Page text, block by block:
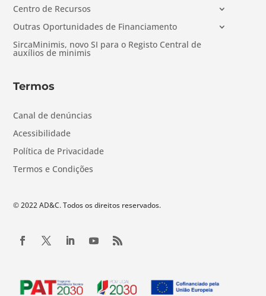
Centro de Recursos
Outras Oportunidades de Financiamento
SircaMinimis, novo SI para o Registo Central de
auxílios de minimis
Termos
Canal de denúncias
Acessibilidade
Política de Privacidade
Termos e Condições
© 2022 AD&C. Todos os direitos reservados.